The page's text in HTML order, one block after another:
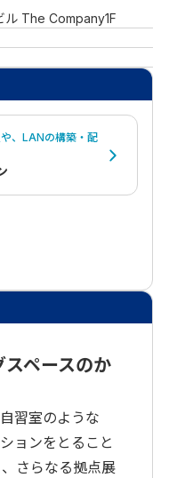
ル The Company1F
、LANの構築・配
ペースのか
習室のような
ョンをとること
さらなる拠点展